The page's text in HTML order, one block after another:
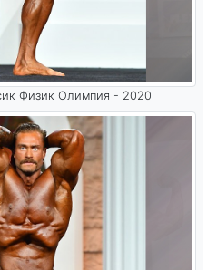
Физик Олимпия - 2020